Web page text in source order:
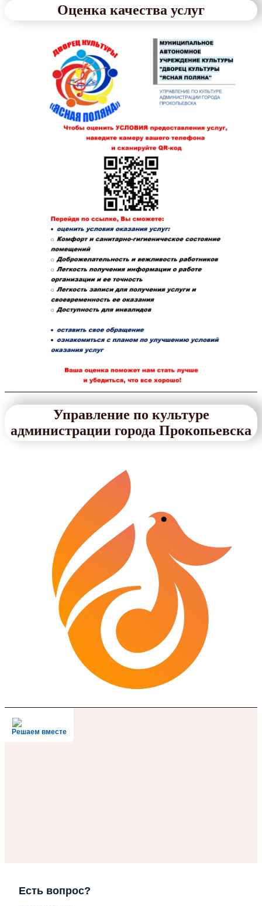
Оценка качества услуг
Управление по культуре
администрации города Прокопьевска
Решаем вместе
Есть вопрос?